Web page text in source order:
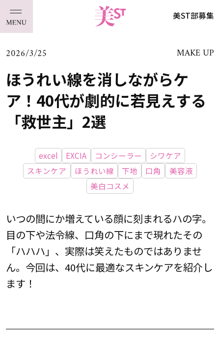
美ST部募集
2026/3/25 MAKE UP
ほうれい線を消しながらケ
ア！40代が劇的に若見えする
「救世主」2選
excel EXCIA コンシーラー
シワケア
スキンケア
ほうれい線 下地 口角
美容液
美白コスメ
いつの間にか増えている顔に刻まれるハの字。
目の下や法令線、口角の下にまで現れたその
「ハハハ」、実際は笑えたものではありませ
ん。今回は、40代に最適なスキンケアを紹介し
ます！